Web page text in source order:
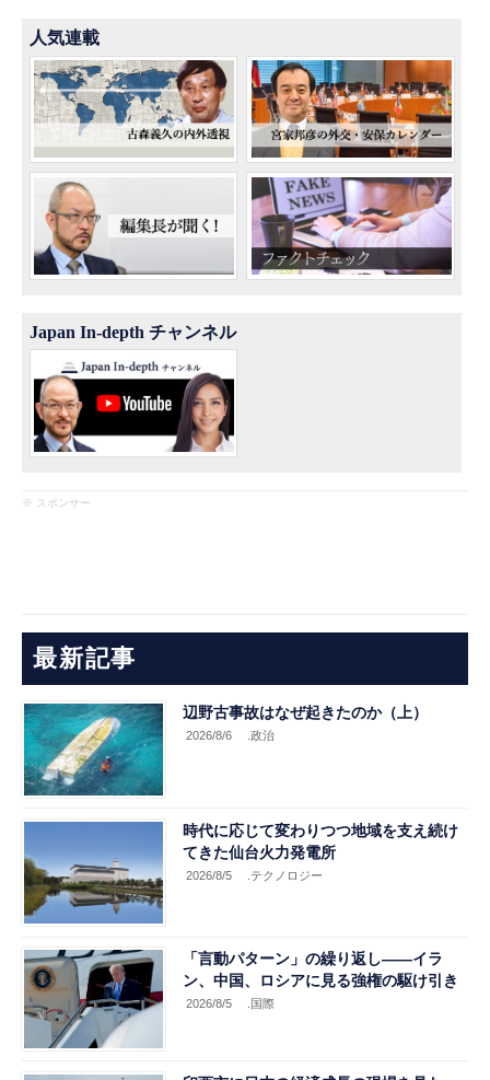
人気連載
Japan In-depth チャンネル
※ スポンサー
最新記事
辺野古事故はなぜ起きたのか（上）
2026/8/6 .政治
時代に応じて変わりつつ地域を支え続け
てきた仙台火力発電所
2026/8/5 .テクノロジー
「言動パターン」の繰り返し――イラ
ン、中国、ロシアに見る強権の駆け引き
2026/8/5 .国際